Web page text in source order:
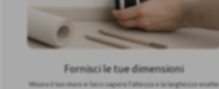
Fornisci le tue dimensioni
Misura il tuo muro e facci sapere l'altezza e la larghezza esatte